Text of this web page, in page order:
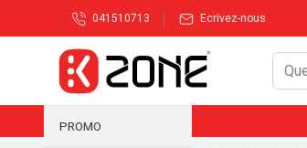
041510713 Ecrivez-nous
PROMO